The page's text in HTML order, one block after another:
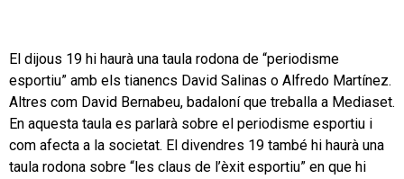
El dijous 19 hi haurà una taula rodona de “periodisme
esportiu” amb els tianencs David Salinas o Alfredo Martínez.
Altres com David Bernabeu, badaloní que treballa a Mediaset.
En aquesta taula es parlarà sobre el periodisme esportiu i
com afecta a la societat. El divendres 19 també hi haurà una
taula rodona sobre “les claus de l’èxit esportiu” en que hi